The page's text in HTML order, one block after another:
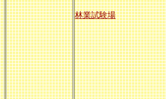
林業試験場